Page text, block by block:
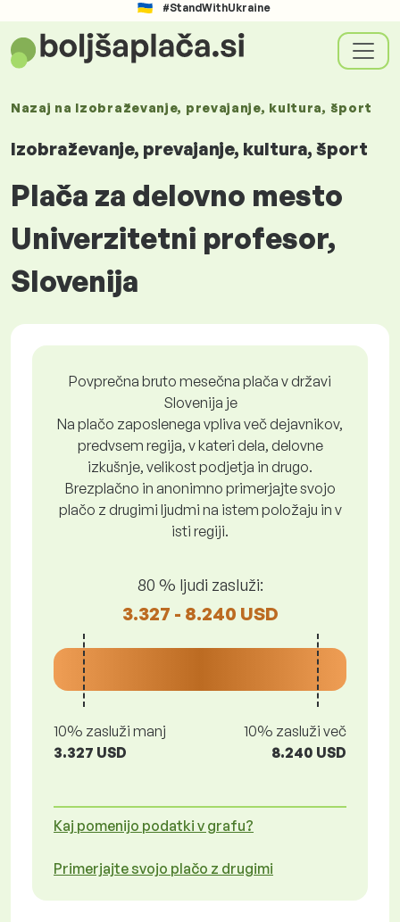
#StandWithUkraine
Nazaj na Izobraževanje, prevajanje, kultura, šport
Izobraževanje, prevajanje, kultura, šport
Plača za delovno mesto
Univerzitetni profesor,
Slovenija
Povprečna bruto mesečna plača v državi
Slovenija je
Na plačo zaposlenega vpliva več dejavnikov,
predvsem regija, v kateri dela, delovne
izkušnje, velikost podjetja in drugo.
Brezplačno in anonimno primerjajte svojo
plačo z drugimi ljudmi na istem položaju in v
isti regiji.
80 % ljudi zasluži:
3.327 - 8.240 USD
10% zasluži manj
3.327 USD
10% zasluži več
8.240 USD
Kaj pomenijo podatki v grafu?
Primerjajte svojo plačo z drugimi